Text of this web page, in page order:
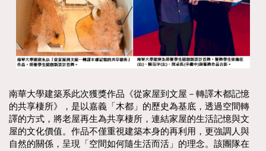
南華大學建築系此次獲獎作品《從家屋到文屋－轉譯木都記憶
的共享棲所》，是以嘉義「木都」的歷史為基底，透過空間轉
譯的方式，將老屋再生為共享棲所，連結家屋的生活記憶與文
屋的文化價值。作品不僅重視建築本身的再利用，更強調人與
自然的關係，呈現「空間如何隨生活而活」的理念。該團隊在